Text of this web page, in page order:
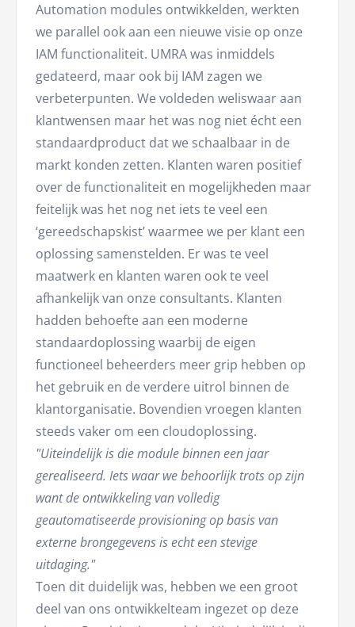
Automation modules ontwikkelden, werkten
we parallel ook aan een nieuwe visie op onze
IAM functionaliteit. UMRA was inmiddels
gedateerd, maar ook bij IAM zagen we
verbeterpunten. We voldeden weliswaar aan
klantwensen maar het was nog niet écht een
standaardproduct dat we schaalbaar in de
markt konden zetten. Klanten waren positief
over de functionaliteit en mogelijkheden maar
feitelijk was het nog net iets te veel een
‘gereedschapskist’ waarmee we per klant een
oplossing samenstelden. Er was te veel
maatwerk en klanten waren ook te veel
afhankelijk van onze consultants. Klanten
hadden behoefte aan een moderne
standaardoplossing waarbij de eigen
functioneel beheerders meer grip hebben op
het gebruik en de verdere uitrol binnen de
klantorganisatie. Bovendien vroegen klanten
steeds vaker om een cloudoplossing.
"Uiteindelijk is die module binnen een jaar
gerealiseerd. Iets waar we behoorlijk trots op zijn
want de ontwikkeling van volledig
geautomatiseerde provisioning op basis van
externe brongegevens is echt een stevige
uitdaging."
Toen dit duidelijk was, hebben we een groot
deel van ons ontwikkelteam ingezet op deze